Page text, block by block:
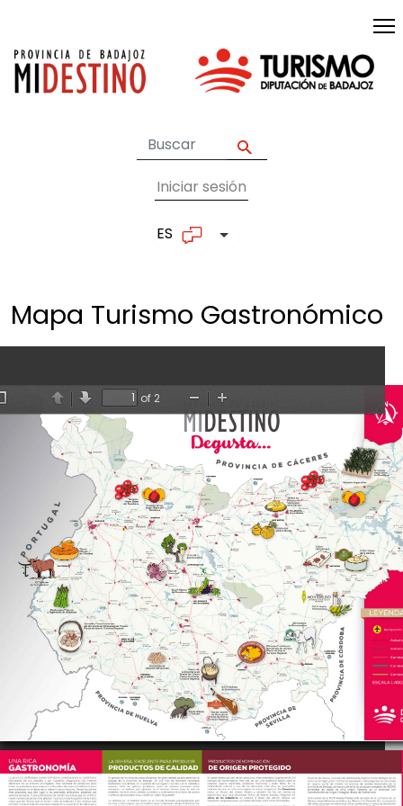
User account
Iniciar sesión
ES Lista adicional de
Mapa Turismo Gastronómico
AnteriorSiguiente
of 2
Zoom
Out
Zoom
In